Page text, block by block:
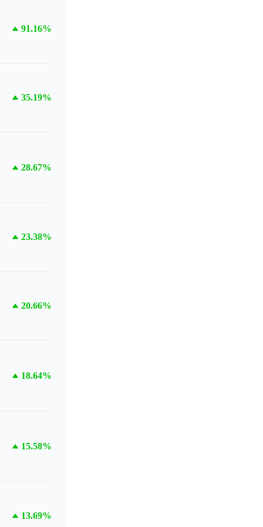
91.16%
35.19%
28.67%
23.38%
20.66%
18.64%
15.58%
13.69%